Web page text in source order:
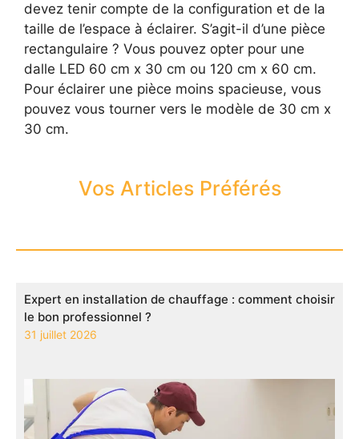
devez tenir compte de la configuration et de la
taille de l’espace à éclairer. S’agit-il d’une pièce
rectangulaire ? Vous pouvez opter pour une
dalle LED 60 cm x 30 cm ou 120 cm x 60 cm.
Pour éclairer une pièce moins spacieuse, vous
pouvez vous tourner vers le modèle de 30 cm x
30 cm.
Vos Articles Préférés
Expert en installation de chauffage : comment choisir
le bon professionnel ?
31 juillet 2026